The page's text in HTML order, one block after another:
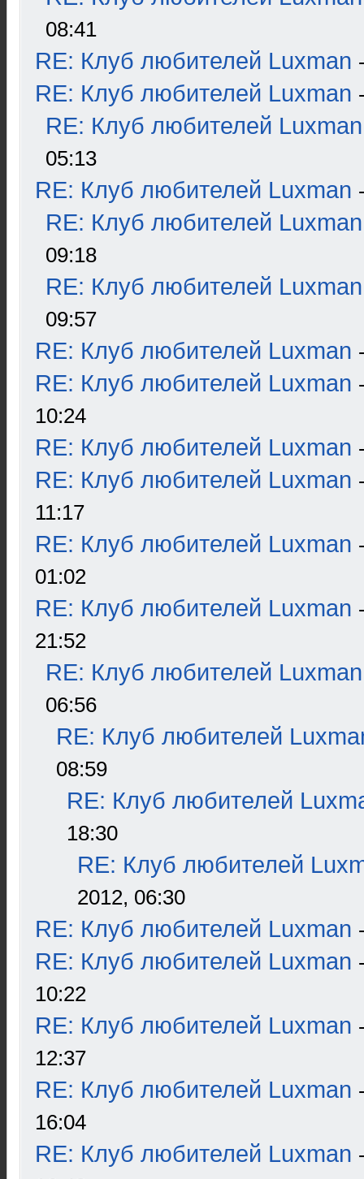
08:41
RE: Клуб любителей Luxman
RE: Клуб любителей Luxman
RE: Клуб любителей Luxman
05:13
RE: Клуб любителей Luxman
RE: Клуб любителей Luxman
09:18
RE: Клуб любителей Luxman
09:57
RE: Клуб любителей Luxman
RE: Клуб любителей Luxman
10:24
RE: Клуб любителей Luxman
RE: Клуб любителей Luxman
11:17
RE: Клуб любителей Luxman
01:02
RE: Клуб любителей Luxman
21:52
RE: Клуб любителей Luxman
06:56
RE: Клуб любителей
08:59
RE: Клуб любителей
18:30
RE: Клуб любителей
2012, 06:30
RE: Клуб любителей Luxman
RE: Клуб любителей Luxman
10:22
RE: Клуб любителей Luxman
12:37
RE: Клуб любителей Luxman
16:04
RE: Клуб любителей Luxman